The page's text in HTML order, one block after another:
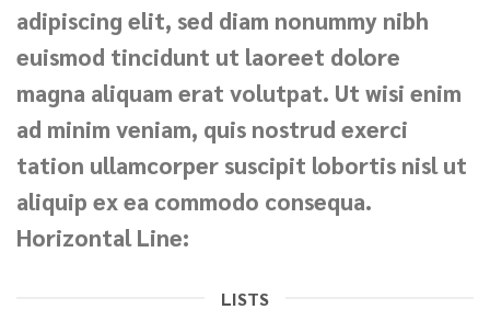
adipiscing elit, sed diam nonummy nibh
euismod tincidunt ut laoreet dolore
magna aliquam erat volutpat. Ut wisi enim
ad minim veniam, quis nostrud exerci
tation ullamcorper suscipit lobortis nisl ut
aliquip ex ea commodo consequa.
Horizontal Line:
LISTS